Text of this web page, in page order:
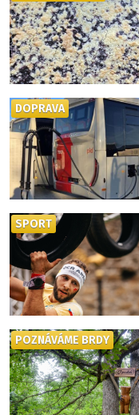
DOPRAVA
SPORT
POZNÁVÁME BRDY